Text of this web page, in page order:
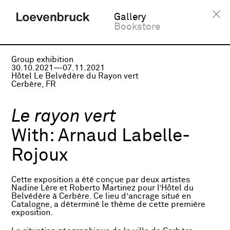
Gallery
Bookstore
Group exhibition
30.10.2021—07.11.2021
Hôtel Le Belvédère du Rayon vert
Cerbère, FR
Le rayon vert
With:Arnaud Labelle-
Rojoux
Cette exposition a été conçue par deux artistes
Nadine Lère et Roberto Martinez pour l’Hôtel du
Belvédère à Cerbère. Ce lieu d’ancrage situé en
Catalogne, a déterminé le thème de cette première
exposition.